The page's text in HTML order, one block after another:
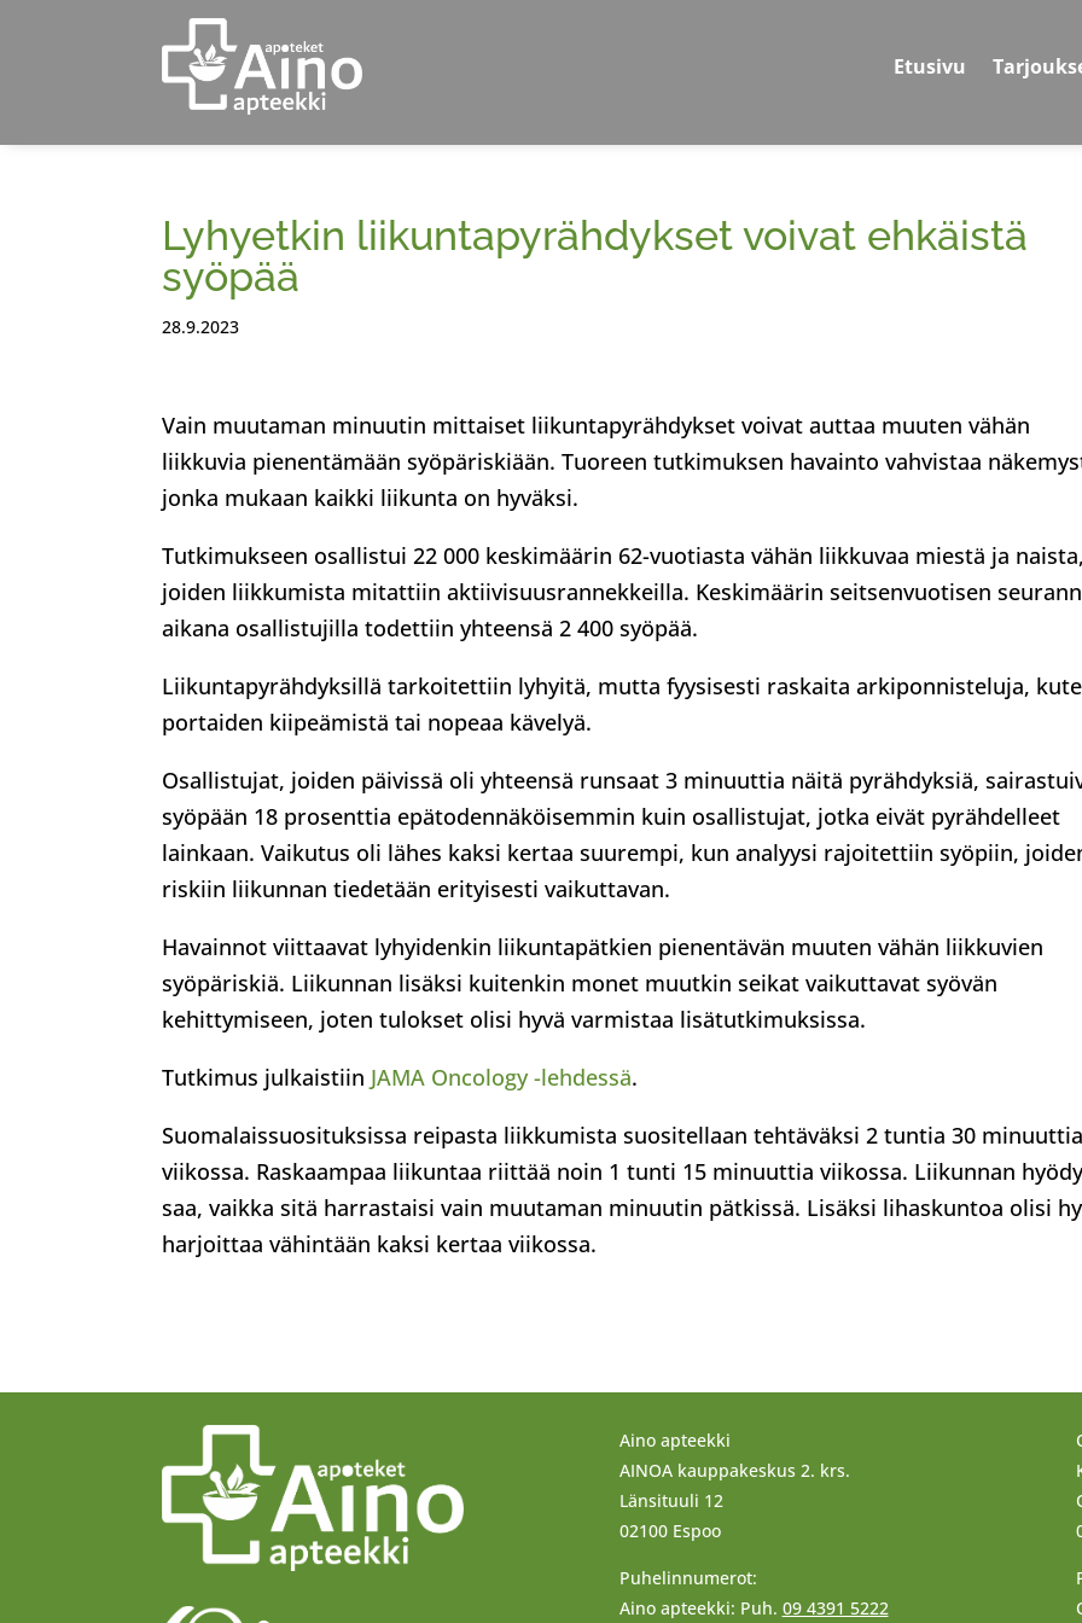
Etusivu
Lyhyetkin liikuntapyrähdykset voivat ehkäistä
syöpää
28.9.2023
Vain muutaman minuutin mittaiset liikuntapyrähdykset voivat auttaa muuten vähän
liikkuvia pienentämään syöpäriskiään. Tuoreen tutkimuksen havainto vahvistaa
jonka mukaan kaikki liikunta on hyväksi.
Tutkimukseen osallistui 22 000 keskimäärin 62-vuotiasta vähän liikkuvaa miestä ja naista,
joiden liikkumista mitattiin aktiivisuusrannekkeilla. Keskimäärin seitsenvuotisen
aikana osallistujilla todettiin yhteensä 2 400 syöpää.
Liikuntapyrähdyksillä tarkoitettiin lyhyitä, mutta fyysisesti raskaita arkiponnisteluja,
portaiden kiipeämistä tai nopeaa kävelyä.
Osallistujat, joiden päivissä oli yhteensä runsaat 3 minuuttia näitä pyrähdyksiä,
syöpään 18 prosenttia epätodennäköisemmin kuin osallistujat, jotka eivät pyrähdelleet
lainkaan. Vaikutus oli lähes kaksi kertaa suurempi, kun analyysi rajoitettiin syöpiin,
riskiin liikunnan tiedetään erityisesti vaikuttavan.
Havainnot viittaavat lyhyidenkin liikuntapätkien pienentävän muuten vähän liikkuvien
syöpäriskiä. Liikunnan lisäksi kuitenkin monet muutkin seikat vaikuttavat syövän
kehittymiseen, joten tulokset olisi hyvä varmistaa lisätutkimuksissa.
Tutkimus julkaistiin JAMA Oncology -lehdessä.
Suomalaissuosituksissa reipasta liikkumista suositellaan tehtäväksi 2 tuntia 30 minuuttia
viikossa. Raskaampaa liikuntaa riittää noin 1 tunti 15 minuuttia viikossa. Liikunnan
saa, vaikka sitä harrastaisi vain muutaman minuutin pätkissä. Lisäksi lihaskuntoa olisi
harjoittaa vähintään kaksi kertaa viikossa.
Aino apteekki
AINOA kauppakeskus 2. krs.
Länsituuli 12
02100 Espoo
Puhelinnumerot:
Aino apteekki: Puh. 09 4391 5222